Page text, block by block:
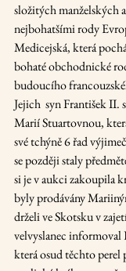
složitých manželských
nejbohatšími rody
Medicejská, která
bohaté obchodnické
budoucího
Jejich  syn František II.
Marií Stuartovnou,
své tchýně 6 řad
se později staly
si je v aukci zakoupila
byly prodávány
drželi ve Skotsku v
velvyslanec
která osud těchto perel